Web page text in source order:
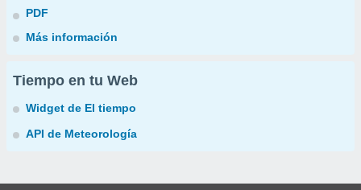
PDF
Más información
Tiempo en tu Web
Widget de El tiempo
API de Meteorología